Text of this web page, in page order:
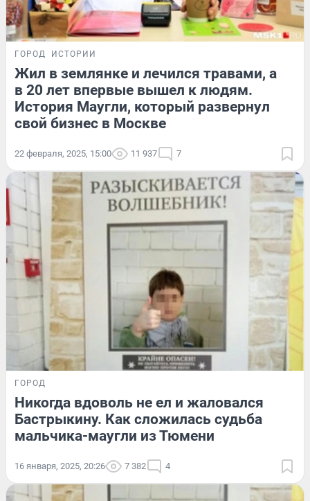
ГОРОД ИСТОРИИ
Жил в землянке и лечился травами, а
в 20 лет впервые вышел к людям.
История Маугли, который развернул
свой бизнес в Москве
22 февраля, 2025, 15:00 11 937 7
ГОРОД
Никогда вдоволь не ел и жаловался
Бастрыкину. Как сложилась судьба
мальчика-маугли из Тюмени
16 января, 2025, 20:26 7 382 4